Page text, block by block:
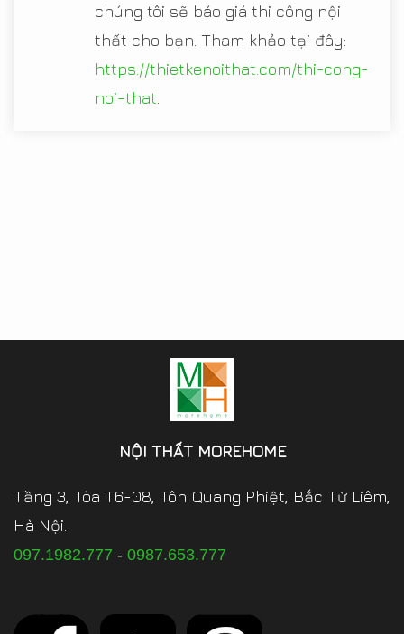
chúng tôi sẽ báo giá thi công nội
thất cho bạn. Tham khảo tại đây:
https://thietkenoithat.com/thi-cong-
noi-that
NỘI THẤT MOREHOME
Tầng 3, Tòa T6-08, Tôn Quang Phiệt, Bắc Từ Liêm,
Hà Nội.
097.1982.777 - 0987.653.777